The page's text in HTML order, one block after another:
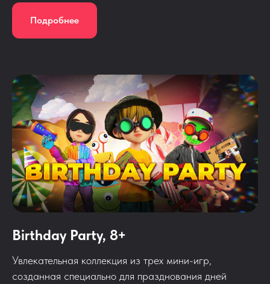
Подробнее
Birthday Party, 8+
Увлекательная коллекция из трех мини-игр,
созданная специально для празднования дней